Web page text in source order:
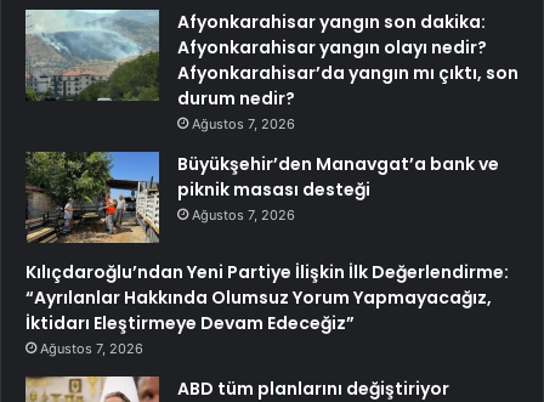
Afyonkarahisar yangın son dakika:
Afyonkarahisar yangın olayı nedir?
Afyonkarahisar’da yangın mı çıktı, son
durum nedir?
Ağustos 7, 2026
Büyükşehir’den Manavgat’a bank ve
piknik masası desteği
Ağustos 7, 2026
Kılıçdaroğlu’ndan Yeni Partiye İlişkin İlk Değerlendirme:
“Ayrılanlar Hakkında Olumsuz Yorum Yapmayacağız,
İktidarı Eleştirmeye Devam Edeceğiz”
Ağustos 7, 2026
ABD tüm planlarını değiştiriyor